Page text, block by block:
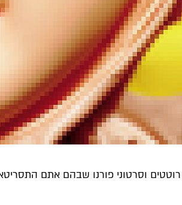
רוטטים וסרטוני פורנו שבהם אתם